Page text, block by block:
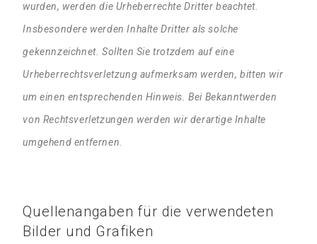
wurden, werden die Urheberrechte Dritter beachtet.
Insbesondere werden Inhalte Dritter als solche
gekennzeichnet. Sollten Sie trotzdem auf eine
Urheberrechtsverletzung aufmerksam werden, bitten wir
um einen entsprechenden Hinweis. Bei Bekanntwerden
von Rechtsverletzungen werden wir derartige Inhalte
umgehend entfernen.
Quellenangaben für die verwendeten
Bilder und Grafiken